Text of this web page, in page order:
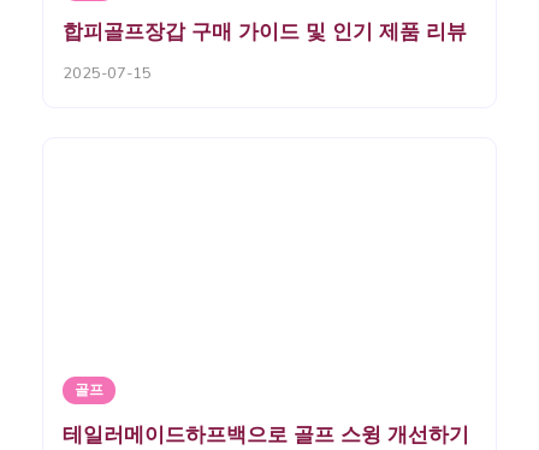
합피골프장갑 구매 가이드 및 인기 제품 리뷰
2025-07-15
골프
테일러메이드하프백으로 골프 스윙 개선하기